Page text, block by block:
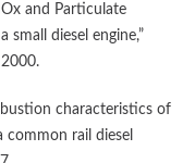
and Particulate
diesel engine,”
characteristics of
common rail diesel